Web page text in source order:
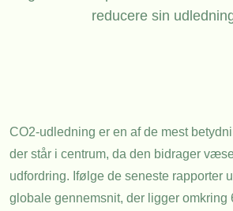
reducere sin
CO2-udledning er en af de mest
der står i centrum, da den bidrager
udfordring. Ifølge de seneste rapporter
globale gennemsnit, der ligger omkring